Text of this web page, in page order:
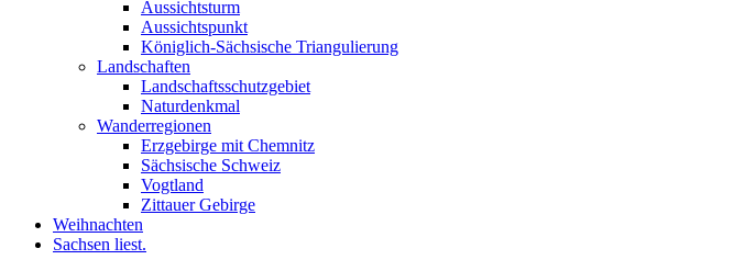
Aussichtsturm
Aussichtspunkt
Königlich-Sächsische Triangulierung
Landschaften
Landschaftsschutzgebiet
Naturdenkmal
Wanderregionen
Erzgebirge mit Chemnitz
Sächsische Schweiz
Vogtland
Zittauer Gebirge
Weihnachten
Sachsen liest.